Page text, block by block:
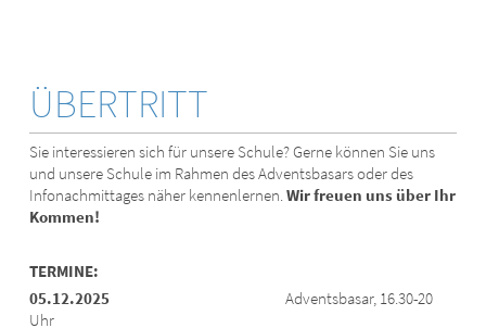
E­L­T­E­R­N
SOCIAL
ÜBERTRITT
Sie interessieren sich für unsere Schule? Gerne können Sie uns
und unsere Schule im Rahmen des Adventsbasars oder des
Infonachmittages näher kennenlernen.Wir freuen uns über Ihr
Kommen!
TERMINE:
05.12.2025 Adventsbasar, 16.30-20
Uhr